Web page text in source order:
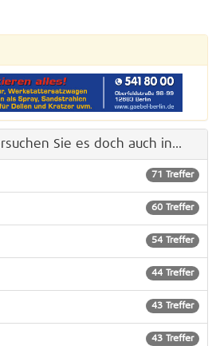
Sie es doch auch in...
71 Treffer
60 Treffer
54 Treffer
44 Treffer
43 Treffer
43 Treffer